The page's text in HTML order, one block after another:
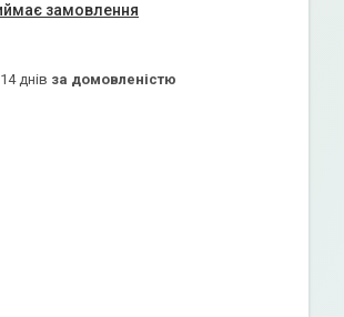
замовлення
днів за домовленістю